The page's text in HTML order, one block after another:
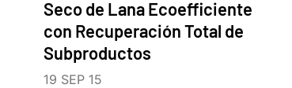
Seco de Lana Ecoefficiente
con Recuperación Total de
Subproductos
19 SEP 15